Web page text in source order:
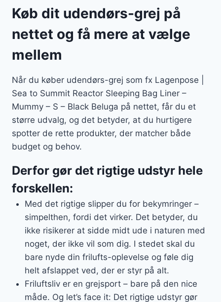
Køb dit udendørs-grej på
nettet og få mere at vælge
mellem
Når du køber udendørs-grej som fx Lagenpose |
Sea to Summit Reactor Sleeping Bag Liner –
Mummy – S – Black Beluga på nettet, får du et
større udvalg, og det betyder, at du hurtigere
spotter de rette produkter, der matcher både
budget og behov.
Derfor gør det rigtige udstyr hele
forskellen:
Med det rigtige slipper du for bekymringer –
simpelthen, fordi det virker. Det betyder, du
ikke risikerer at sidde midt ude i naturen med
noget, der ikke vil som dig. I stedet skal du
bare nyde din frilufts-oplevelse og føle dig
helt afslappet ved, der er styr på alt.
Friluftsliv er en grejsport – bare på den nice
måde. Og let’s face it: Det rigtige udstyr gør